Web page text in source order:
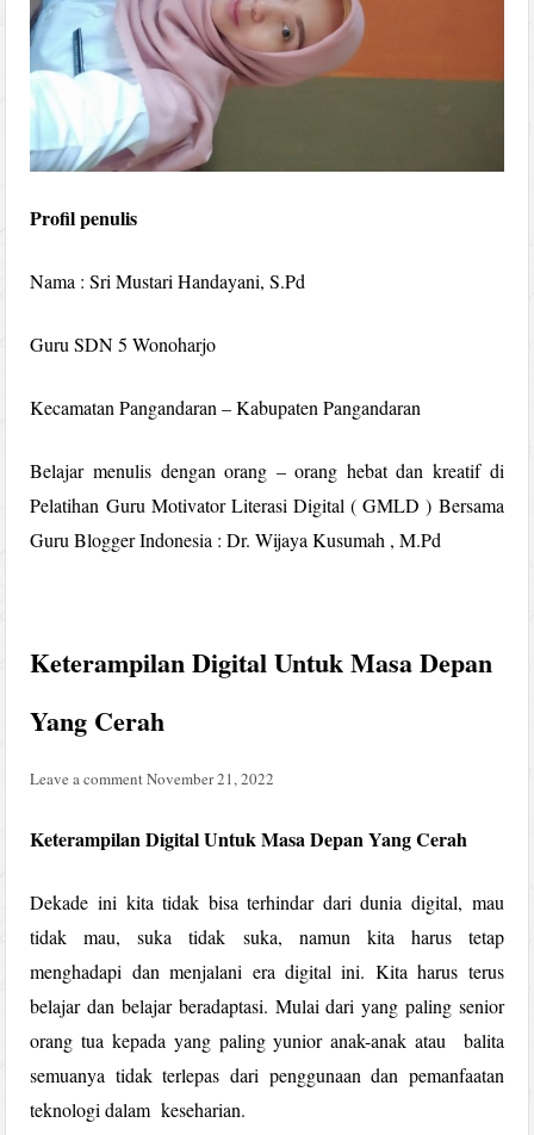
Profil penulis
Nama : Sri Mustari Handayani, S.Pd
Guru SDN 5 Wonoharjo
Kecamatan Pangandaran – Kabupaten Pangandaran
Belajar menulis dengan orang – orang hebat dan kreatif di
Pelatihan Guru Motivator Literasi Digital ( GMLD ) Bersama
Guru Blogger Indonesia : Dr. Wijaya Kusumah , M.Pd
Keterampilan Digital Untuk Masa Depan
Yang Cerah
Leave a commentNovember 21, 2022
Keterampilan Digital Untuk Masa Depan Yang Cerah
Dekade ini kita tidak bisa terhindar dari dunia digital, mau
tidak mau, suka tidak suka, namun kita harus tetap
menghadapi dan menjalani era digital ini. Kita harus terus
belajar dan belajar beradaptasi. Mulai dari yang paling senior
orang tua kepada yang paling yunior anak-anak atau balita
semuanya tidak terlepas dari penggunaan dan pemanfaatan
teknologi dalam keseharian.